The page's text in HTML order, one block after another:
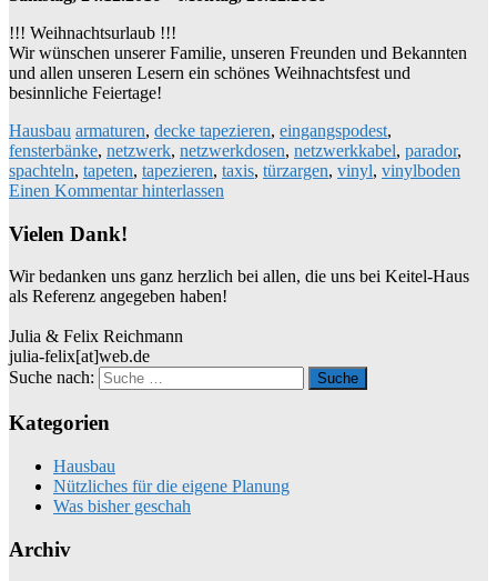
!!! Weihnachtsurlaub !!!
Wir wünschen unserer Familie, unseren Freunden und Bekannten
und allen unseren Lesern ein schönes Weihnachtsfest und
besinnliche Feiertage!
Hausbau armaturen, decke tapezieren, eingangspodest,
fensterbänke, netzwerk, netzwerkdosen, netzwerkkabel, parador,
spachteln, tapeten, tapezieren, taxis, türzargen, vinyl, vinylboden
Einen Kommentar hinterlassen
Vielen Dank!
Wir bedanken uns ganz herzlich bei allen, die uns bei Keitel-Haus
als Referenz angegeben haben!
Julia & Felix Reichmann
julia-felix[at]web.de
Suche nach:
Kategorien
Hausbau
Nützliches für die eigene Planung
Was bisher geschah
Archiv